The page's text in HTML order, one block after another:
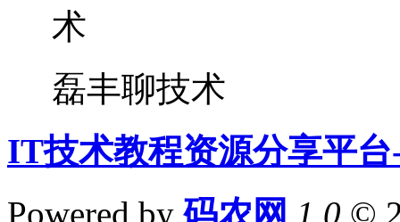
磊丰聊技术
IT技术教程资源分享平
Powered by 码农网 1.0 ©